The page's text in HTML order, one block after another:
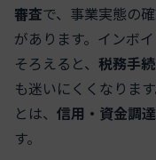
審査で、事業実態の
があります。インボ
そろえると、 税務手
も迷いにくくなりま
とは、 信用・資金調
す。